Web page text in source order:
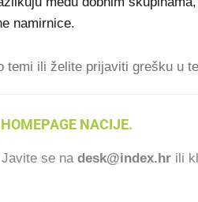
namirnice.
temi ili želite prijaviti grešku u
HOMEPAGE NACIJE.
se na desk@index.hr ili